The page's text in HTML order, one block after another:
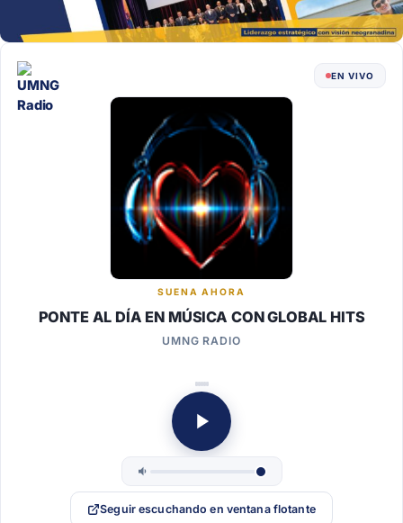
EN VIVO
SUENA AHORA
PONTE AL DÍA EN MÚSICA CON GLOBAL HITS
UMNG RADIO
Seguir escuchando en ventana flotante